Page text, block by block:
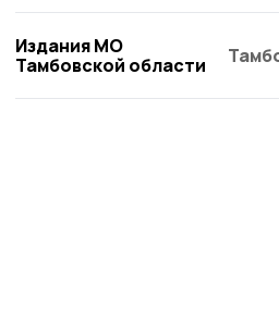
Издания МО
Тамбовской области